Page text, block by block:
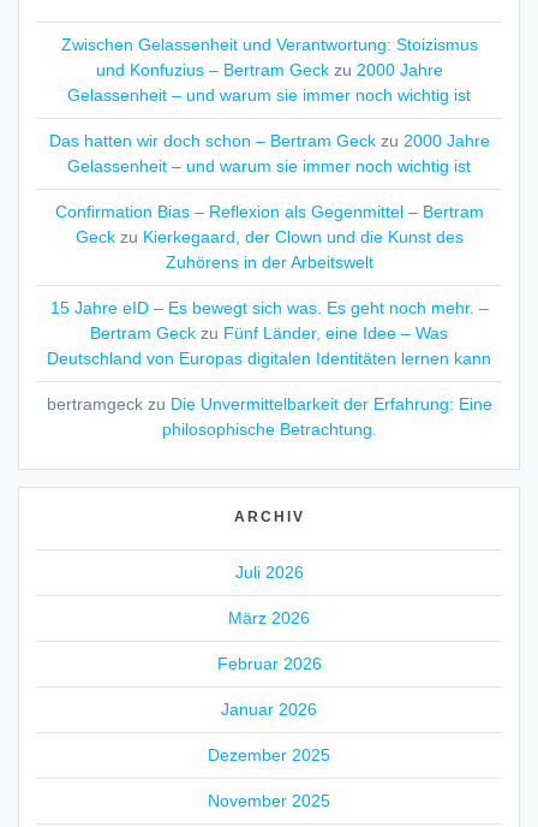
Zwischen Gelassenheit und Verantwortung: Stoizismus
und Konfuzius – Bertram Geckzu 2000 Jahre
Gelassenheit – und warum sie immer noch wichtig ist
Das hatten wir doch schon – Bertram Geckzu 2000 Jahre
Gelassenheit – und warum sie immer noch wichtig ist
Confirmation Bias – Reflexion als Gegenmittel – Bertram
Geckzu Kierkegaard, der Clown und die Kunst des
Zuhörens in der Arbeitswelt
15 Jahre eID – Es bewegt sich was. Es geht noch mehr. –
Bertram Geck zu Fünf Länder, eine Idee – Was
Deutschland von Europas digitalen Identitäten lernen kann
bertramgeckzu Die Unvermittelbarkeit der Erfahrung: Eine
philosophische Betrachtung.
ARCHIV
Juli 2026
März 2026
Februar 2026
Januar 2026
Dezember 2025
November 2025